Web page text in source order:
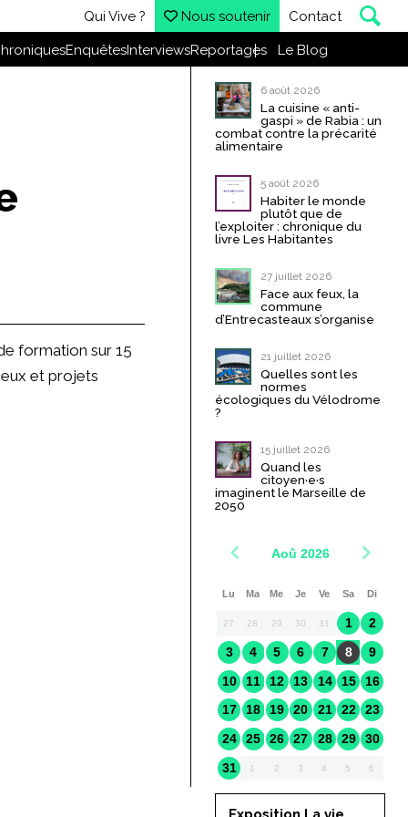
Qui Vive ? Nous soutenir Contact
EnquêtesInterviewsReportages Le Blog
formation sur 15
et projets
6 août 2026
La cuisine « anti-
gaspi » de Rabia : un
combat contre la précarité
alimentaire
5 août 2026
Habiter le monde
plutôt que de
l’exploiter : chronique du
livre Les Habitantes
27 juillet 2026
Face aux feux, la
commune
d’Entrecasteaux s’organise
21 juillet 2026
Quelles sont les
normes
écologiques du Vélodrome
?
15 juillet 2026
Quand les
citoyen·e·s
imaginent le Marseille de
2050
Aoû 2026
Lu Ma Me Je Ve Sa Di
27 28 29 30 31 1 2
3 4 5 6 7 8 9
10 11 12 13 14 15 16
17 18 19 20 21 22 23
24 25 26 27 28 29 30
31 1 2 3 4 5 6